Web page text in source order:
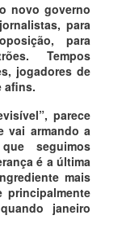
novo governo
para
para
Tempos
jogadores de
afins.
parece
vai armando a
seguimos
é a última
mais
janeiro